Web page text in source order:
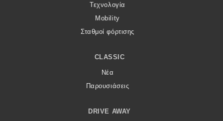
Τεχνολογία
Mobility
Σταθμοί φόρτισης
CLASSIC
Νέα
Παρουσιάσεις
DRIVE AWAY